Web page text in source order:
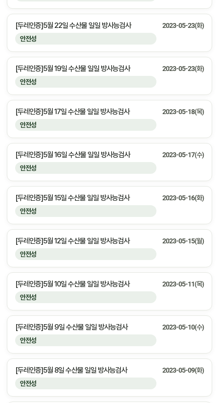
안전성
[두레인증]5월 22일 수산물 일일 방사능검사 2023-05-23(화)
안전성
[두레인증]5월 19일 수산물 일일 방사능검사 2023-05-23(화)
안전성
[두레인증]5월 17일 수산물 일일 방사능검사 2023-05-18(목)
안전성
[두레인증]5월 16일 수산물 일일 방사능검사 2023-05-17(수)
안전성
[두레인증]5월 15일 수산물 일일 방사능검사 2023-05-16(화)
안전성
[두레인증]5월 12일 수산물 일일 방사능검사 2023-05-15(월)
안전성
[두레인증]5월 10일 수산물 일일 방사능검사 2023-05-11(목)
안전성
[두레인증]5월 9일 수산물 일일 방사능검사 2023-05-10(수)
안전성
[두레인증]5월 8일 수산물 일일 방사능검사 2023-05-09(화)